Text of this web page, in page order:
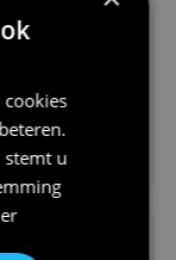
cookies
stemt u